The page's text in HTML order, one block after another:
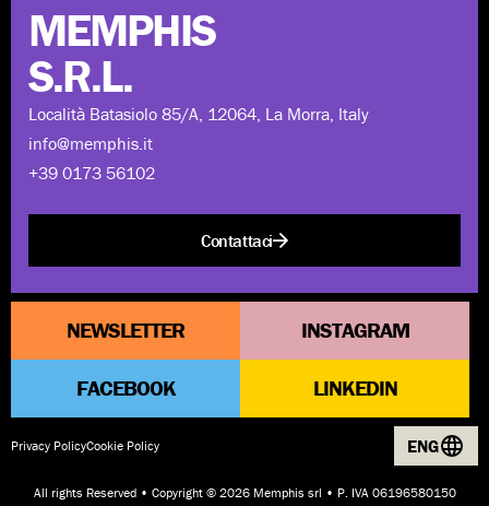
MEMPHIS
S.R.L.
Località Batasiolo 85/A, 12064, La Morra, Italy
info@memphis.it
+39 0173 56102
Contattaci
NEWSLETTER INSTAGRAM
FACEBOOK LINKEDIN
All rights Reserved • Copyright © 2026 Memphis srl • P. IVA 06196580150
Privacy PolicyCookie Policy ENG